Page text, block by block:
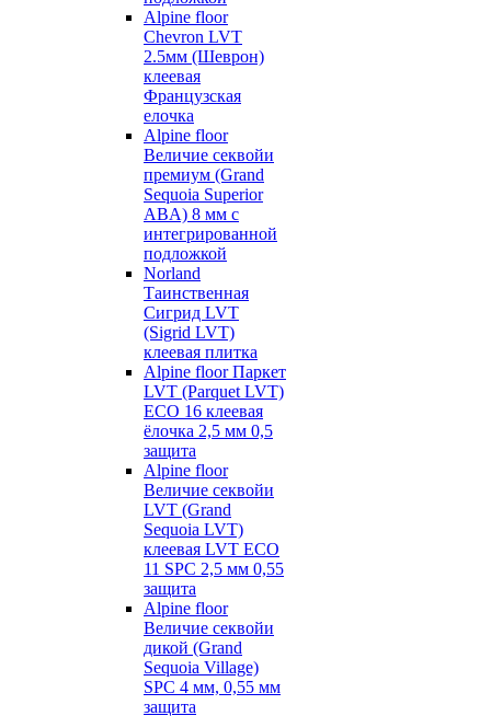
Alpine floor
Chevron LVT
2.5мм (Шеврон)
клеевая
Французская
елочка
Alpine floor
Величие секвойи
премиум (Grand
Sequoia Superior
ABA) 8 мм с
интегрированной
подложкой
Norland
Таинственная
Сигрид LVT
(Sigrid LVT)
клеевая плитка
Alpine floor Паркет
LVT (Parquet LVT)
ECO 16 клеевая
ёлочка 2,5 мм 0,5
защита
Alpine floor
Величие секвойи
LVT (Grand
Sequoia LVT)
клеевая LVT ECO
11 SPC 2,5 мм 0,55
защита
Alpine floor
Величие секвойи
дикой (Grand
Sequoia Village)
SPC 4 мм, 0,55 мм
защита